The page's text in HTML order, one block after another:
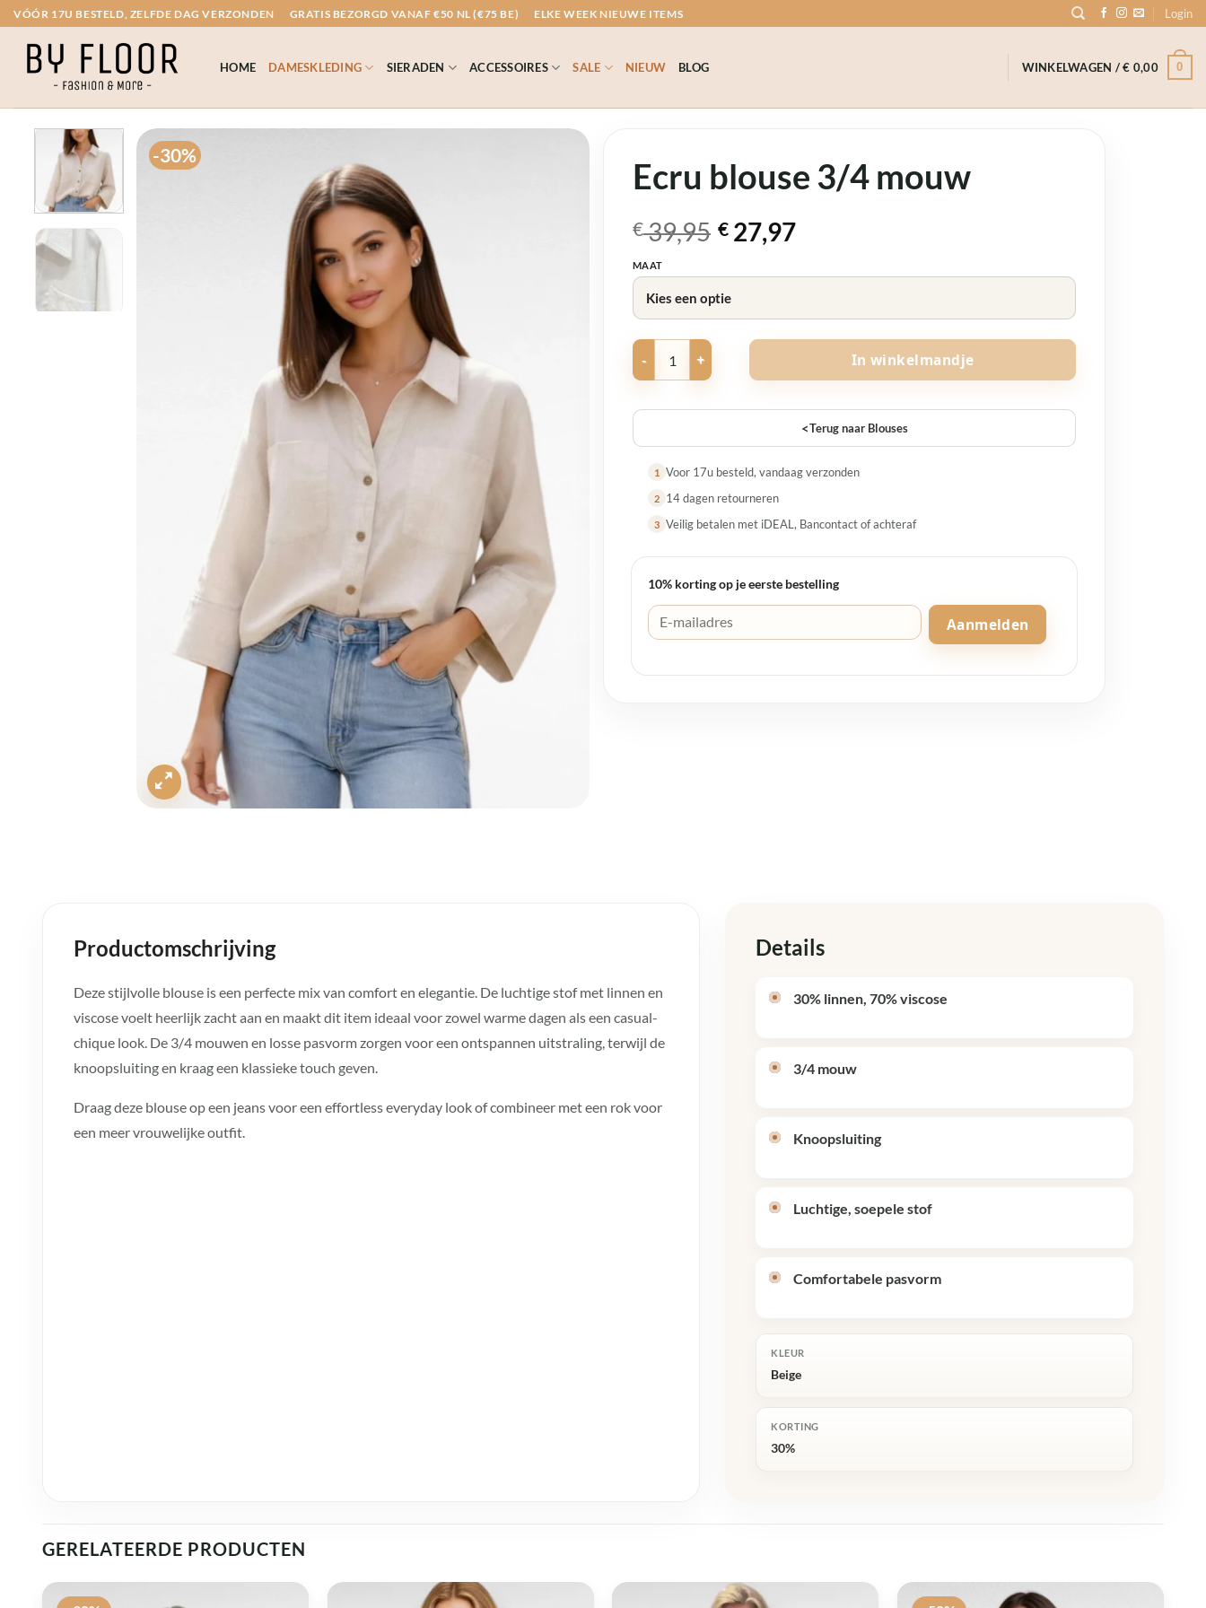
Ga
naar
inhoud
VÓÓR 17U BESTELD, ZELFDE DAG VERZONDEN GRATIS BEZORGD VANAF €50 NL (€75 BE) ELKE WEEK NIEUWE ITEMS Login
HOME DAMESKLEDING SIERADEN ACCESSOIRES SALE NIEUW BLOG WINKELWAGEN /€ 0,00 0
-30%
Ecru blouse 3/4 mouw
€39,95
Oorspronkelijke
prijs
was:
€ 39,95.
€ 27,97
Huidige
prijs
is:
€ 27,97.
MAAT
Ecru blouse 3/4 mouw aantal
In winkelmandje
<Terug naar Blouses
1 Voor 17u besteld, vandaag verzonden
2 14 dagen retourneren
3 Veilig betalen met iDEAL, Bancontact of achteraf
10% korting op je eerste bestelling
Aanmelden
Productomschrijving
Deze stijlvolle blouse is een perfecte mix van comfort en elegantie. De luchtige stof met linnen en
viscose voelt heerlijk zacht aan en maakt dit item ideaal voor zowel warme dagen als een casual-
chique look. De 3/4 mouwen en losse pasvorm zorgen voor een ontspannen uitstraling, terwijl de
knoopsluiting en kraag een klassieke touch geven.
Draag deze blouse op een jeans voor een effortless everyday look of combineer met een rok voor
een meer vrouwelijke outfit.
Details
30% linnen, 70% viscose
3/4 mouw
Knoopsluiting
Luchtige, soepele stof
Comfortabele pasvorm
KLEUR
Beige
KORTING
30%
GERELATEERDE PRODUCTEN